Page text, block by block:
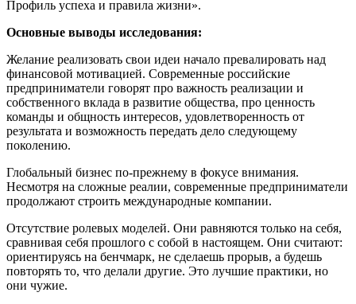
Профиль успеха и правила жизни».
Основные выводы исследования:
Желание реализовать свои идеи начало превалировать над
финансовой мотивацией. Современные российские
предприниматели говорят про важность реализации и
собственного вклада в развитие общества, про ценность
команды и общность интересов, удовлетворенность от
результата и возможность передать дело следующему
поколению.
Глобальный бизнес по-прежнему в фокусе внимания.
Несмотря на сложные реалии, современные предприниматели
продолжают строить международные компании.
Отсутствие ролевых моделей. Они равняются только на себя,
сравнивая себя прошлого с собой в настоящем. Они считают:
ориентируясь на бенчмарк, не сделаешь прорыв, а будешь
повторять то, что делали другие. Это лучшие практики, но
они чужие.